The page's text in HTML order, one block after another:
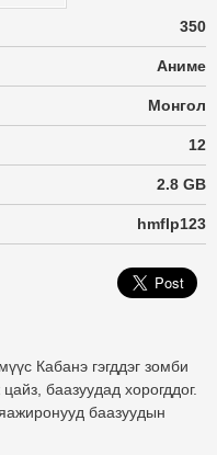
350
Аниме
Монгол
12
2.8 GB
hmflp123
Кабанэ гэгддэг зомби
баазуудад хорогддог.
баазуудын